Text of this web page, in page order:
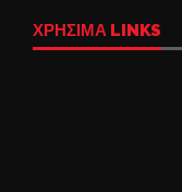
ΧΡΉΣΙΜΑ LINKS